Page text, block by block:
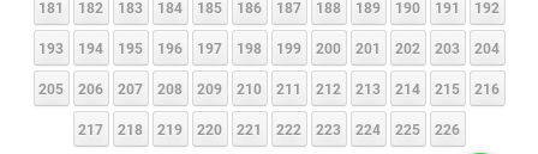
181 182 183 184 185 186 187 188 189 190 191 192
193 194 195 196 197 198 199 200 201 202 203 204
205 206 207 208 209 210 211 212 213 214 215 216
217 218 219 220 221 222 223 224 225 226